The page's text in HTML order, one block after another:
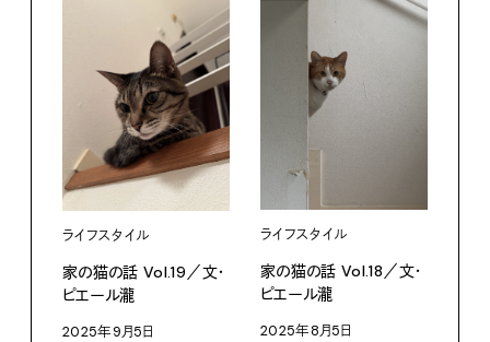
ライフスタイル
家の猫の話 Vol.19／文・
ピエール瀧
2025年9月5日
ライフスタイル
家の猫の話 Vol.18／文・
ピエール瀧
2025年8月5日